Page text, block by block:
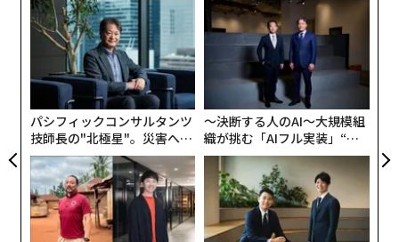
パシフィックコンサルタンツ
技師長の"北極星"。災害への
無力感を乗り越え見つけた、
防災一筋20年の答え
〜決断する人のAI〜大規模組
織が挑む「AIフル実装」“使
う”企業から“動く”企業へ【N
TTドコモビジネス×PwC】